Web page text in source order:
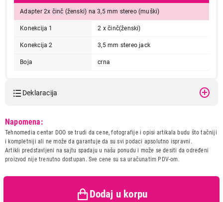
Adapter 2x činč (ženski) na 3,5 mm stereo (muški)
Konekcija 1 2 x činč(ženski)
Konekcija 2 3,5 mm stereo jack
Boja crna
Deklaracija
Naziv i vrsta robe:
ADAPTER IT/AV
Uvoznik:
Repro Market doo
Zemlja porekla:
Kina
Prava potrošača:
Zagarantovana sva prava
zaštiti potrošača
Napomena:
Tehnomedia centar DOO se trudi da cene, fotografije i opisi artikala budu što tačniji
i kompletniji ali ne može da garantuje da su svi podaci apsolutno ispravni.
Artikli predstavljeni na sajtu spadaju u našu ponudu i može se desiti da određeni
proizvod nije trenutno dostupan. Sve cene su sa uračunatim PDV-om.
Dodaj u korpu